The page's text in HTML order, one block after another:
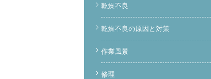
乾燥不良
乾燥不良の原因と対策
作業風景
修理